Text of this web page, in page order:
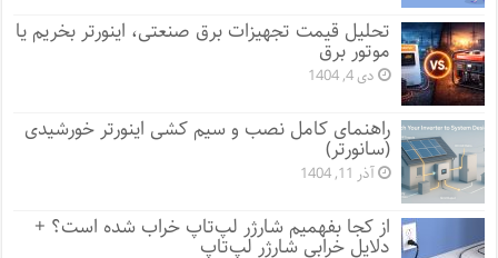
تحلیل قیمت تجهیزات برق صنعتی، اینورتر بخریم یا
موتور برق
دی 4, 1404
راهنمای کامل نصب و سیم کشی اینورتر خورشیدی
(سانورتر)
آذر 11, 1404
از کجا بفهمیم شارژر لپ‌تاپ خراب شده است؟ +
دلایل خرابی شارژر لپ‌تاپ